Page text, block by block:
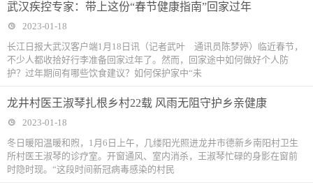
武汉疾控专家：带上这份“春节健康指南”回家过年
2023-01-18
长江日报大武汉客户端1月18日讯（记者武叶 通讯员陈梦婷）临近春节，
不少人都收拾好行李准备回家过年了。然而，回家途中如何做好个人防
护？过年期间有哪些饮食建议？如何保护家中“未
龙井村医王淑琴扎根乡村22载 风雨无阻守护乡亲健康
2023-01-18
冬日暖阳温暖和煦，1月6日上午，几缕阳光照进龙井市德新乡南阳村卫生
所村医王淑琴的诊疗室。开窗通风、室内消杀，王淑琴忙碌的身影在窗前
时隐时现。“这段时间新冠病毒感染的村民